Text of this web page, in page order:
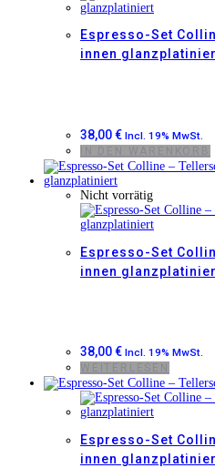
Espresso-Set
innen
38,00€ Incl. 19% MwSt.
Nicht vorrätig
Espresso-Set
innen
38,00€ Incl. 19% MwSt.
Espresso-Set
innen